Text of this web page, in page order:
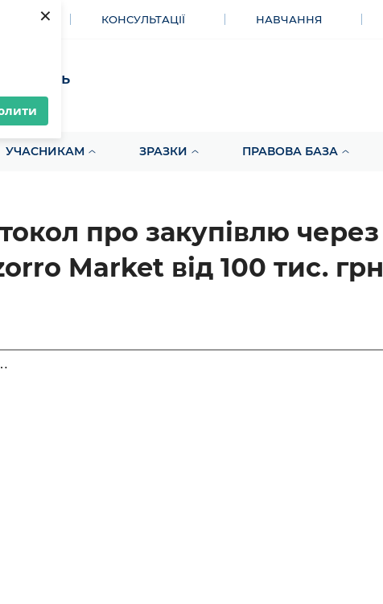
× КОНСУЛЬТАЦІЇ НАВЧАННЯ
УЧАСНИКАМ ЗРАЗКИ ПРАВОВА БАЗА
про закупівлю через
Market від 100 тис. грн